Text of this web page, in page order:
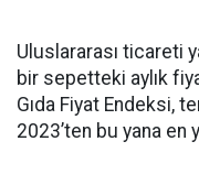
Uluslararası ticareti
bir sepetteki aylık
Gıda Fiyat Endeksi,
2023’ten bu yana en